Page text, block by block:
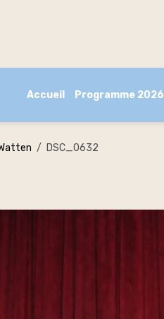
Accueil Programme 2026
DSC_0632